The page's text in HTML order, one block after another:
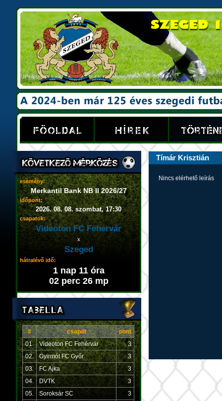
esemény:
Merkantil Bank NB II 2026/27
időpont:
2026. 08. 08. szombat, 17:30
csapatok:
Videoton FC Fehérvár
x
Szeged
hátralévő idő:
1 nap 11 óra
02 perc 26 mp
# csapat
pont
01.
Videoton FC Fehérvár
3
02.
Gyirmót FC Győr
3
03.
FC Ajka
3
04.
DVTK
3
05.
Soroksár SC
3
Tímár Krisztián
Nincs elérhető leírás